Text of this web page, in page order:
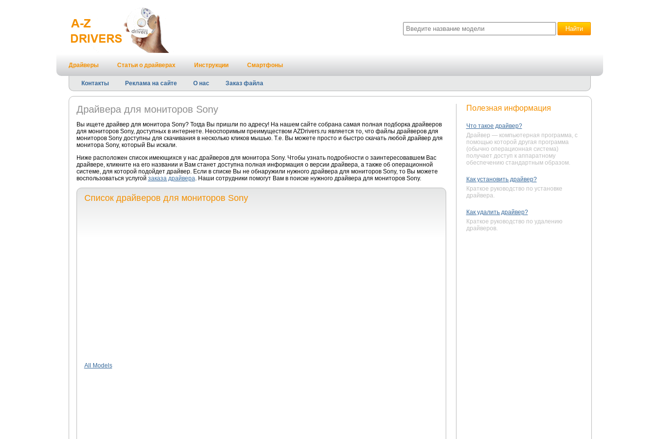
Драйверы Статьи о драйверах Инструкции Смартфоны
Контакты Реклама на сайте О нас Заказ файла
Драйвера для мониторов Sony
Вы ищете драйвер для монитора Sony? Тогда Вы пришли по адресу! На нашем сайте собрана самая полная подборка драйверов
для мониторов Sony, доступных в интернете. Неоспоримым преимуществом AZDrivers.ru является то, что файлы драйверов для
мониторов Sony доступны для скачивания в несколько кликов мышью. Т.е. Вы можете просто и быстро скачать любой драйвер для
монитора Sony, который Вы искали.
Ниже расположен список имеющихся у нас драйверов для монитора Sony. Чтобы узнать подробности о заинтересовавшем Вас
драйвере, кликните на его названии и Вам станет доступна полная информация о версии драйвера, а также об операционной
системе, для которой подойдет драйвер. Если в списке Вы не обнаружили нужного драйвера для мониторов Sony, то Вы можете
воспользоваться услугой заказа драйвера. Наши сотрудники помогут Вам в поиске нужного драйвера для мониторов Sony.
Список драйверов для мониторов Sony
All Models
Полезная информация
Что такое драйвер?
Драйвер — компьютерная программа, с
помощью которой другая программа
(обычно операционная система)
получает доступ к аппаратному
обеспечению стандартным образом.
Как установить драйвер?
Краткое руководство по установке
драйвера.
Как удалить драйвер?
Краткое руководство по удалению
драйверов.